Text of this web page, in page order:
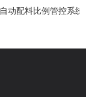
统
自动配料比例管控系统